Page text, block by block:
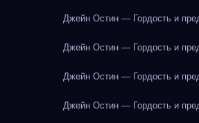
Джейн Остин — Гордость и
Джейн Остин — Гордость и
Джейн Остин — Гордость и
Джейн Остин — Гордость и